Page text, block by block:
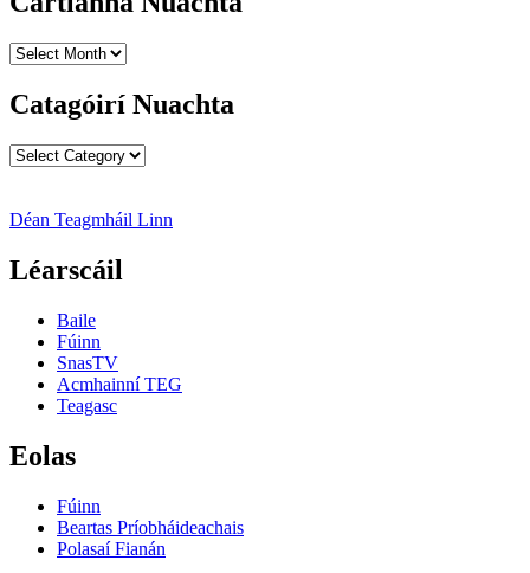
Cartlanna
Catagóirí Nuachta
Catagóirí
Déan Teagmháil Linn
Léarscáil
Baile
Fúinn
SnasTV
Acmhainní TEG
Teagasc
Eolas
Fúinn
Beartas Príobháideachais
Polasaí Fianán